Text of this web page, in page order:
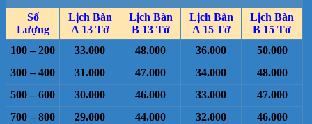
Số
Lượng
Lịch Bàn
A 13 Tờ
Lịch Bàn
B 13 Tờ
Lịch Bàn
A 15 Tờ
Lịch Bàn
B 15 Tờ
100 – 200
33.000 48.000 36.000
50.000
300 – 400
31.000 47.000 34.000
48.000
500 – 600
30.000 46.000 33.000
47.000
700 – 800
29.000 44.000 32.000
46.000